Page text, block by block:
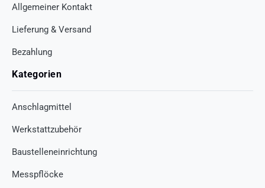
Allgemeiner Kontakt
Lieferung & Versand
Bezahlung
Kategorien
Anschlagmittel
Werkstattzubehör
Baustelleneinrichtung
Messpflöcke